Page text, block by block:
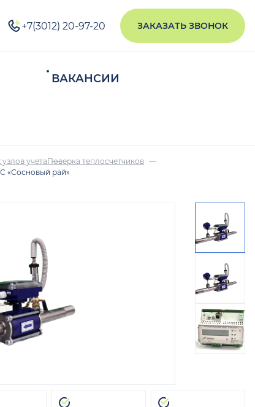
+7(3012) 20-97-20 ЗАКАЗАТЬ ЗВОНОК
ВАКАНСИИ
учетаПоверка теплосчетчиков
«Сосновый рай»